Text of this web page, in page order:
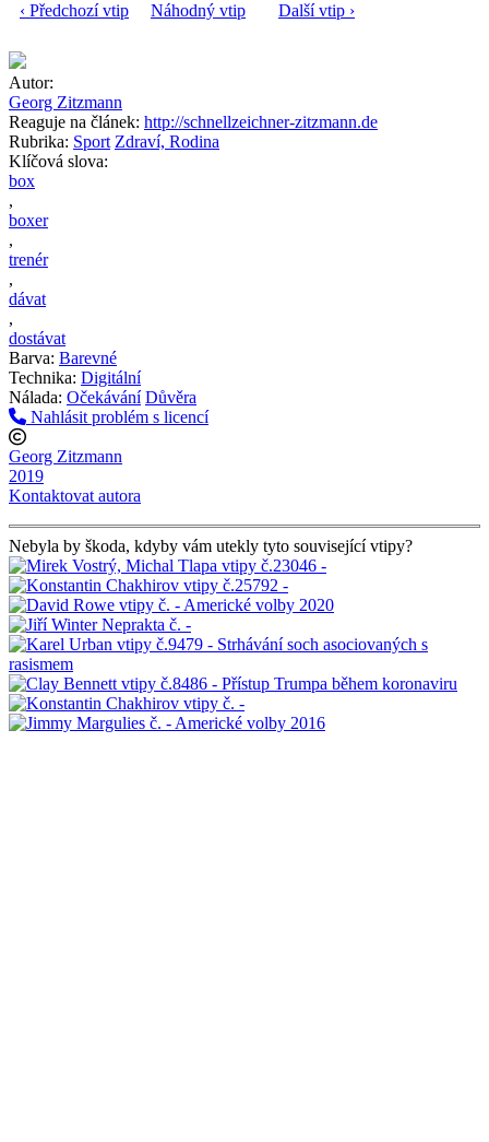
‹ Předchozí vtip Náhodný vtip Další vtip ›
Autor:
Georg Zitzmann
Reaguje na článek: http://schnellzeichner-zitzmann.de
Rubrika: Sport Zdraví, Rodina
Klíčová slova:
box
,
boxer
,
trenér
,
dávat
,
dostávat
Barva: Barevné
Technika: Digitální
Nálada: Očekávání Důvěra
Nahlásit problém s licencí
Georg Zitzmann
2019
Kontaktovat autora
Nebyla by škoda, kdyby vám utekly tyto související vtipy?